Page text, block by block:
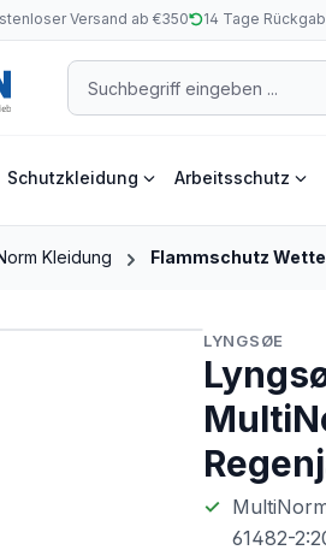
Versand ab €350 14 Tage
Schutzkleidung Arbeitsschutz
Kleidung Flammschutz
LYNGSØE
61482-